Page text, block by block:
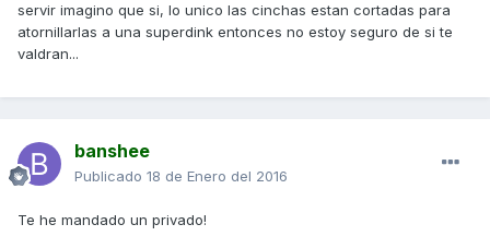
servir imagino que si, lo unico las cinchas estan cortadas para
atornillarlas a una superdink entonces no estoy seguro de si te
valdran...
banshee
Publicado 18 de Enero del 2016
Te he mandado un privado!